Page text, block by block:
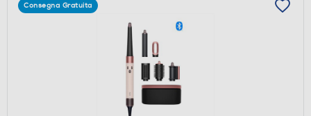
Consegna Gratuita